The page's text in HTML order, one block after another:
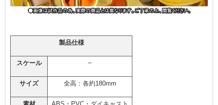
製品仕様
スケール –
サイズ 全高：各約180mm